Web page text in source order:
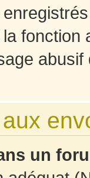
fonction
un